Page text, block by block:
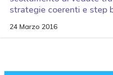
strategie coerenti e step
24 Marzo 2016